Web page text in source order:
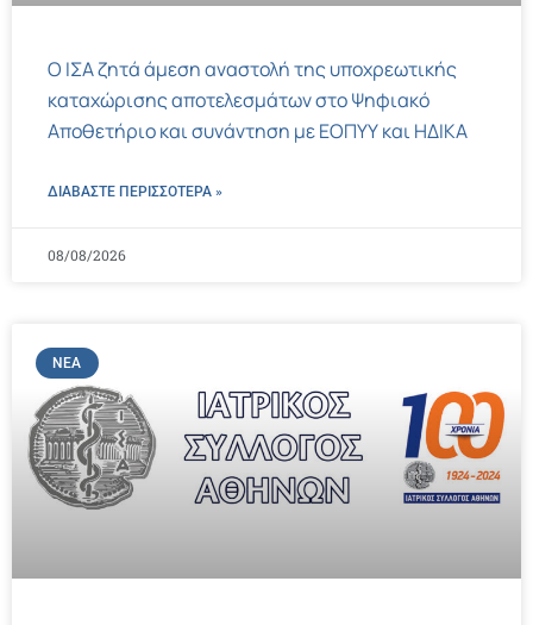
Ο ΙΣΑ ζητά άμεση αναστολή της υποχρεωτικής
καταχώρισης αποτελεσμάτων στο Ψηφιακό
Αποθετήριο και συνάντηση με ΕΟΠΥΥ και ΗΔΙΚΑ
ΔΙΑΒΑΣΤΕ ΠΕΡΙΣΣΌΤΕΡΑ »
08/08/2026
ΝΈΑ